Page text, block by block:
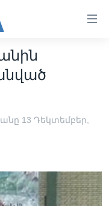
13 Դեկտեմբեր,